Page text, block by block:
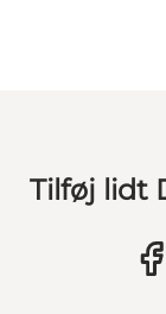
Tilføj lidt